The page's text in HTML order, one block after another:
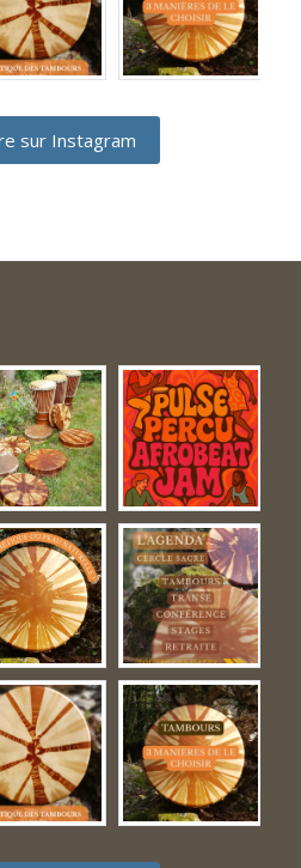
sur Instagram